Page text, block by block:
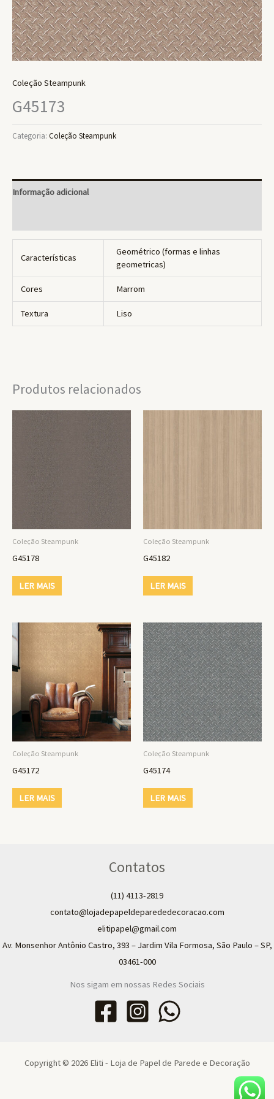
Coleção Steampunk
G45173
Categoria: Coleção Steampunk
Informação adicional
Características
Geométrico (formas e linhas
geometricas)
Cores Marrom
Textura Liso
Produtos relacionados
Coleção Steampunk
G45178
LER MAIS
Coleção Steampunk
G45182
LER MAIS
Coleção Steampunk
G45172
LER MAIS
Coleção Steampunk
G45174
LER MAIS
Contatos
(11) 4113-2819
contato@lojadepapeldeparededecoracao.com
elitipapel@gmail.com​
Av. Monsenhor Antônio Castro, 393 – Jardim Vila Formosa, São Paulo – SP,
03461-000
Nos sigam em nossas Redes Sociais
Copyright © 2026 Eliti - Loja de Papel de Parede e Decoração